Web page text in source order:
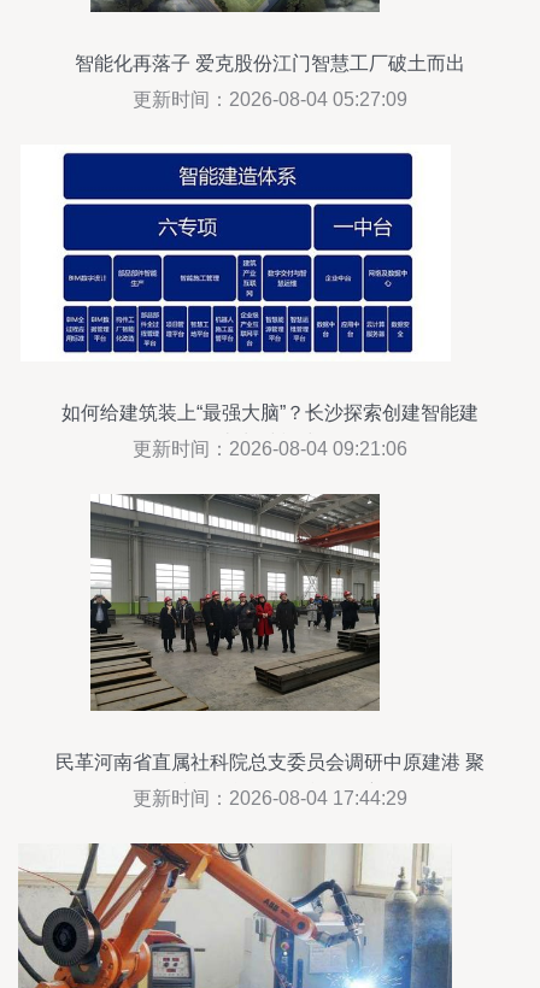
智能化再落子 爱克股份江门智慧工厂破土而出
更新时间：2026-08-04 05:27:09
如何给建筑装上“最强大脑”？长沙探索创建智能建
造“长沙模式”
更新时间：2026-08-04 09:21:06
民革河南省直属社科院总支委员会调研中原建港 聚
焦建筑智能化工程施工创新
更新时间：2026-08-04 17:44:29